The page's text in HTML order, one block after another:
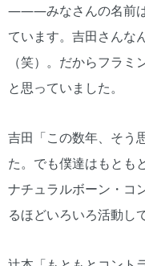
―――みなさんの名前は
ています。吉田さんな
（笑）。だからフラ
と思っていました。
吉田「この数年、そう
た。でも僕達はもとも
ナチュラルボーン・コ
るほどいろいろ活動し